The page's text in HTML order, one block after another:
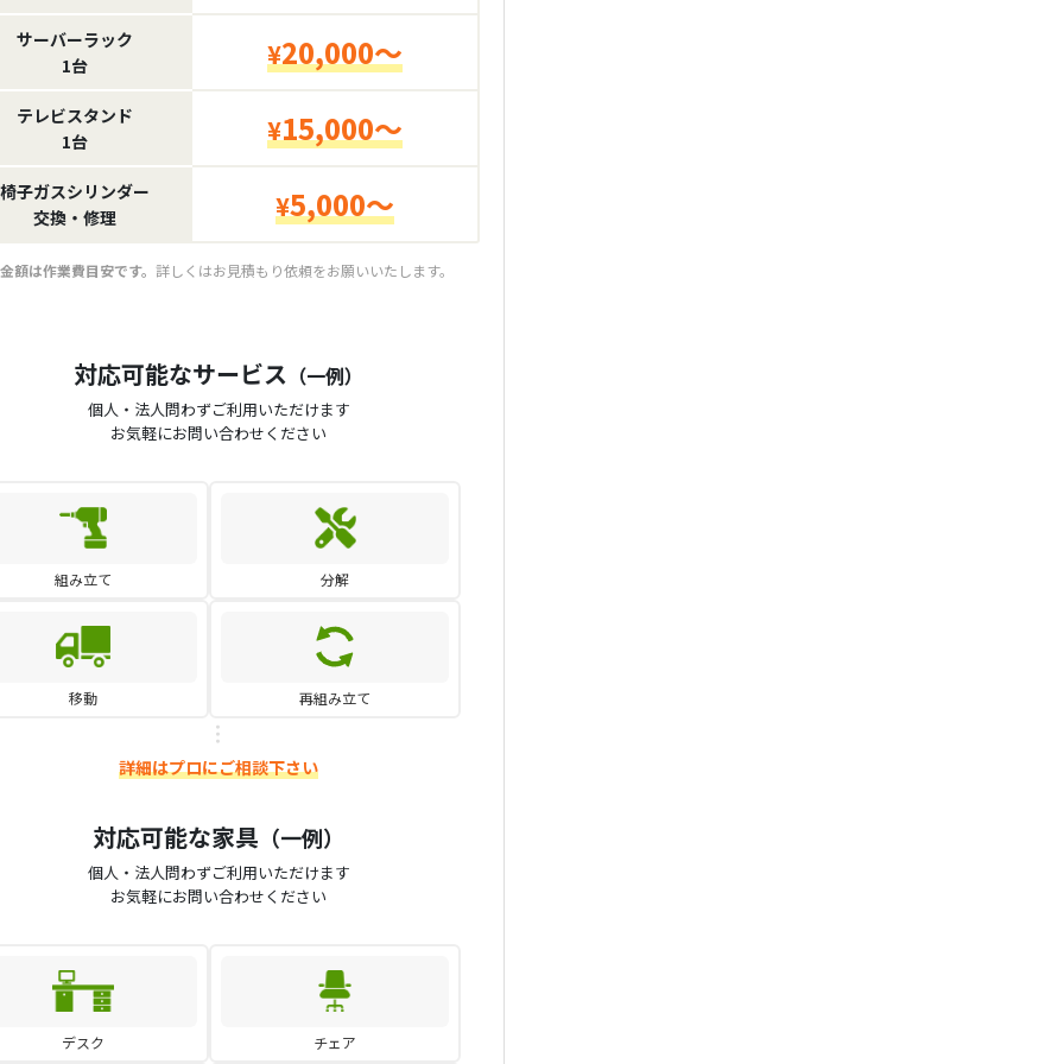
サーバーラック
1台
¥20,000～
テレビスタンド
1台
¥15,000～
椅子ガスシリンダー
交換・修理
¥5,000～
額は作業費目安です。 詳しくはお見積もり依頼をお願いいたします。
対応可能なサービス （一例）
個人・法人問わずご利用いただけます
お気軽にお問い合わせください
組み立て 分解
移動 再組み立て
詳細はプロにご相談下さい
対応可能な家具 （一例）
個人・法人問わずご利用いただけます
お気軽にお問い合わせください
デスク チェア